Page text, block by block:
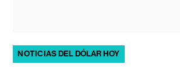
NOTICIAS DEL DÓLAR HOY